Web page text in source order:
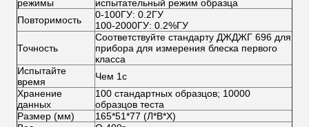
режимы
испытательный режим образца
Повторимость
0-100ГУ: 0.2ГУ
100-2000ГУ: 0.2%ГУ
Точность
Соответствуйте стандарту ДЖДЖГ 696 для
прибора для измерения блеска первого
класса
Испытайте
время
Чем 1с
Хранение
данных
100 стандартных образцов; 10000
образцов теста
Размер (мм)
165*51*77 (Л*В*Х)